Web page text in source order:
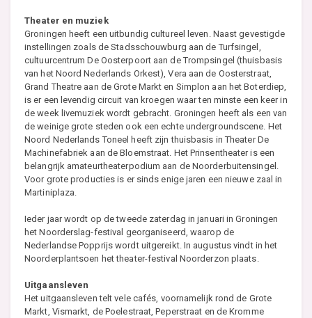
Theater en muziek
Groningen heeft een uitbundig cultureel leven. Naast gevestigde
instellingen zoals de Stadsschouwburg aan de Turfsingel,
cultuurcentrum De Oosterpoort aan de Trompsingel (thuisbasis
van het Noord Nederlands Orkest), Vera aan de Oosterstraat,
Grand Theatre aan de Grote Markt en Simplon aan het Boterdiep,
is er een levendig circuit van kroegen waar ten minste een keer in
de week livemuziek wordt gebracht. Groningen heeft als een van
de weinige grote steden ook een echte undergroundscene. Het
Noord Nederlands Toneel heeft zijn thuisbasis in Theater De
Machinefabriek aan de Bloemstraat. Het Prinsentheater is een
belangrijk amateurtheaterpodium aan de Noorderbuitensingel.
Voor grote producties is er sinds enige jaren een nieuwe zaal in
Martiniplaza.
Ieder jaar wordt op de tweede zaterdag in januari in Groningen
het Noorderslag-festival georganiseerd, waarop de
Nederlandse Popprijs wordt uitgereikt. In augustus vindt in het
Noorderplantsoen het theater-festival Noorderzon plaats.
Uitgaansleven
Het uitgaansleven telt vele cafés, voornamelijk rond de Grote
Markt, Vismarkt, de Poelestraat, Peperstraat en de Kromme